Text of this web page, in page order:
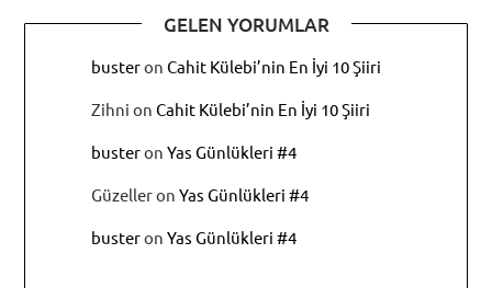
GELEN YORUMLAR
busteronCahit Külebi’nin En İyi 10 Şiiri
Zihni onCahit Külebi’nin En İyi 10 Şiiri
busteronYas Günlükleri #4
GüzelleronYas Günlükleri #4
busteronYas Günlükleri #4